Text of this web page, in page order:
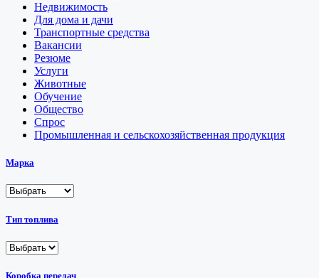
Недвижимость
Для дома и дачи
Транспортные средства
Вакансии
Резюме
Услуги
Животные
Обучение
Общество
Спрос
Промышленная и сельскохозяйственная продукция
Марка
Тип топлива
Коробка передач